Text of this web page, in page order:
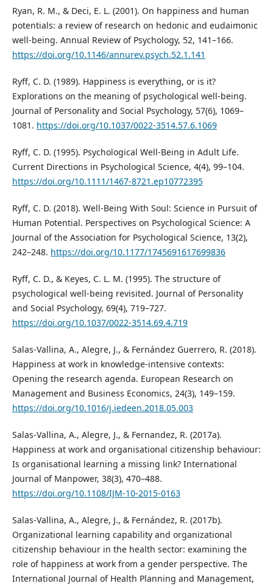
Ryan, R. M., & Deci, E. L. (2001). On happiness and human
potentials: a review of research on hedonic and eudaimonic
well-being. Annual Review of Psychology, 52, 141–166.
https://doi.org/10.1146/annurev.psych.52.1.141
Ryff, C. D. (1989). Happiness is everything, or is it?
Explorations on the meaning of psychological well-being.
Journal of Personality and Social Psychology, 57(6), 1069–
1081. https://doi.org/10.1037/0022-3514.57.6.1069
Ryff, C. D. (1995). Psychological Well-Being in Adult Life.
Current Directions in Psychological Science, 4(4), 99–104.
https://doi.org/10.1111/1467-8721.ep10772395
Ryff, C. D. (2018). Well-Being With Soul: Science in Pursuit of
Human Potential. Perspectives on Psychological Science: A
Journal of the Association for Psychological Science, 13(2),
242–248. https://doi.org/10.1177/1745691617699836
Ryff, C. D., & Keyes, C. L. M. (1995). The structure of
psychological well-being revisited. Journal of Personality
and Social Psychology, 69(4), 719–727.
https://doi.org/10.1037/0022-3514.69.4.719
Salas-Vallina, A., Alegre, J., & Fernández Guerrero, R. (2018).
Happiness at work in knowledge-intensive contexts:
Opening the research agenda. European Research on
Management and Business Economics, 24(3), 149–159.
https://doi.org/10.1016/j.iedeen.2018.05.003
Salas-Vallina, A., Alegre, J., & Fernandez, R. (2017a).
Happiness at work and organisational citizenship behaviour:
Is organisational learning a missing link? International
Journal of Manpower, 38(3), 470–488.
https://doi.org/10.1108/IJM-10-2015-0163
Salas-Vallina, A., Alegre, J., & Fernández, R. (2017b).
Organizational learning capability and organizational
citizenship behaviour in the health sector: examining the
role of happiness at work from a gender perspective. The
International Journal of Health Planning and Management,